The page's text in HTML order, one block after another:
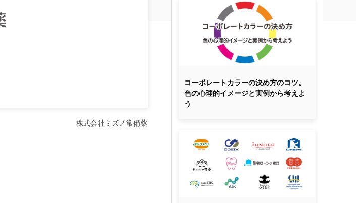
株式会社ミズノ常備薬
コーポレートカラーの決め方のコツ。
色の心理的イメージと実例から考えよ
う